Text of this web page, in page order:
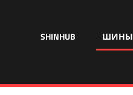
SHINHUB ШИНЫ